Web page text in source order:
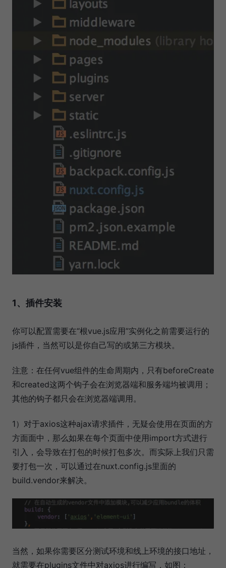
1、插件安装
你可以配置需要在“根vue.js应用”实例化之前需要运行的
js插件，当然可以是你自己写的或第三方模块。
注意：在任何vue组件的生命周期内，只有beforeCreate
和created这两个钩子会在浏览器端和服务端均被调用；
其他的钩子都只会在浏览器端调用。
1）对于axios这种ajax请求插件，无疑会使用在页面的方
方面面中，那么如果在每个页面中使用import方式进行
引入，会导致在打包的时候打包多次。而实际上我们只需
要打包一次，可以通过在nuxt.config.js里面的
build.vendor来解决。
当然，如果你需要区分测试环境和线上环境的接口地址，
就需要在plugins文件中对axios进行编写，如图：